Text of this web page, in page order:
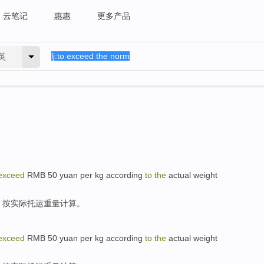
云笔记 惠惠 更多产品
RMB 50 yuan per kg according to the actual weight
按实际托运重量计算。
RMB 50 yuan per kg according to the actual weight